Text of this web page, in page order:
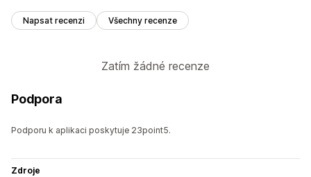
Napsat recenzi Všechny recenze
Zatím žádné recenze
Podpora
Podporu k aplikaci poskytuje 23point5.
Zdroje